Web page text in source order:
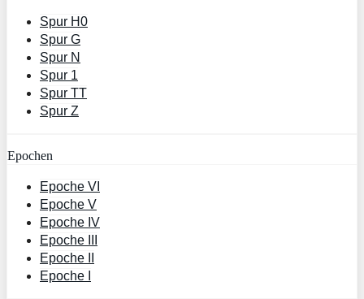
Spur H0
Spur G
Spur N
Spur 1
Spur TT
Spur Z
Epochen
Epoche VI
Epoche V
Epoche IV
Epoche III
Epoche II
Epoche I